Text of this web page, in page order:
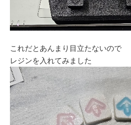
これだとあんまり目立たないので
レジンを入れてみました